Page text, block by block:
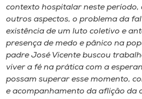
contexto hospitalar neste
outros aspectos, o problema da
existência de um luto coletivo e
presença de medo e pânico na
padre José Vicente buscou
viver a fé na prática com a
possam superar esse momento,
e acompanhamento da aflição da